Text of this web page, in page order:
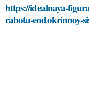
https://idealnaya-
rabotu-endokrinnoy-